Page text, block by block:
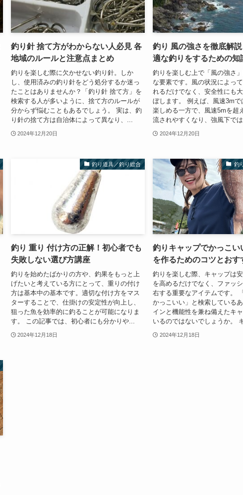
釣り針 捨て方がわからない人必見 各
地域のルールと注意点まとめ
釣りを楽しむ際に欠かせない釣り針。しか
し、使用済みの釣り針をどう処分するか迷っ
たことはありませんか？「釣り針 捨て方」を
検索する人が多いように、捨て方のルールが
分からず悩むこともあるでしょう。 実は、釣
り針の捨て方は自治体によって異なり、...
2024年12月20日
釣り 風の強さを徹底解
適な釣りをするための知
釣りを楽しむ上で「風の強さ
な要素です。風の状況によっ
れるだけでなく、安全性にも
ぼします。 例えば、風速3mで
楽しめる一方で、風速5mを超
流されやすくなり、強風下では
2024年12月20日
釣り道具／釣り総合
釣り 重り 付け方の正解！初心者でも
失敗しない選び方講座
釣りを始めたばかりの方や、釣果をもっと上
げたいと考えている方にとって、重りの付け
方は基本中の基本です。適切な付け方をマス
ターすることで、仕掛けの安定性が向上し、
狙った魚を効率的に釣ることが可能になりま
す。 この記事では、初心者にも分かりや...
2024年12月18日
釣
釣りキャップでかっこい
を作るためのコツとおす
釣りを楽しむ際、キャップは
を高めるだけでなく、ファッ
右する重要なアイテムです。
かっこいい」と検索している
インと機能性を兼ね備えたキ
いるのではないでしょうか。
2024年12月18日